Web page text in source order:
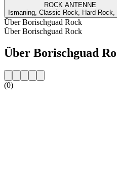
ROCK ANTENNE
Ismaning, Classic Rock, Hard Rock,
Über Borischguad Rock
Über Borischguad Rock
Über Borischguad
(0)